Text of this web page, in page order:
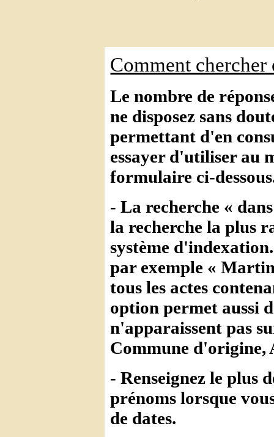
Comment
Le nombre de
ne disposez sans
permettant d'en
essayer d'utiliser au
formulaire ci-
- La recherche «
la recherche la plus
système
par exemple «
tous les actes
option permet aussi
n'apparaissent pas
Commune d'origine,
- Renseignez le plus
prénoms lorsque
de dates.